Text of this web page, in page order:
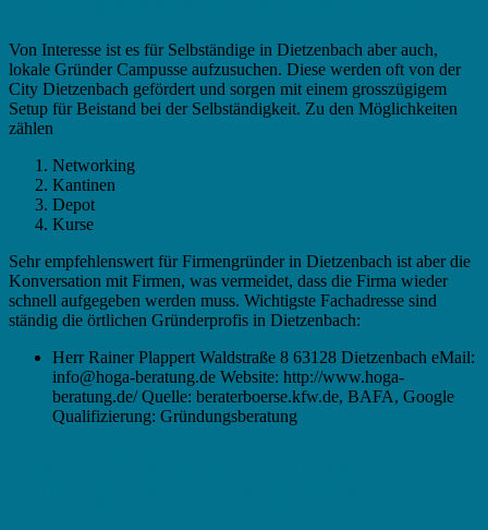
Von Interesse ist es für Selbständige in Dietzenbach aber auch,
lokale Gründer Campusse aufzusuchen. Diese werden oft von der
City Dietzenbach gefördert und sorgen mit einem grosszügigem
Setup für Beistand bei der Selbständigkeit. Zu den Möglichkeiten
zählen
Networking
Kantinen
Depot
Kurse
Sehr empfehlenswert für Firmengründer in Dietzenbach ist aber die
Konversation mit Firmen, was vermeidet, dass die Firma wieder
schnell aufgegeben werden muss. Wichtigste Fachadresse sind
ständig die örtlichen Gründerprofis in Dietzenbach:
Herr Rainer Plappert Waldstraße 8 63128 Dietzenbach eMail:
info@hoga-beratung.de Website: http://www.hoga-
beratung.de/ Quelle: beraterboerse.kfw.de, BAFA, Google
Qualifizierung: Gründungsberatung